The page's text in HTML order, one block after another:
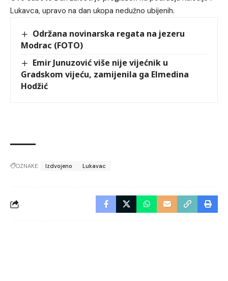
Lukavca, upravo na dan ukopa nedužno ubijenih.
Održana novinarska regata na jezeru
Modrac (FOTO)
Emir Junuzović više nije vijećnik u
Gradskom vijeću, zamijenila ga Elmedina
Hodžić
OZNAKE: Izdvojeno Lukavac